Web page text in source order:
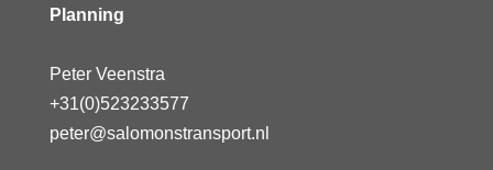
Planning
Peter Veenstra
+31(0)523233577
peter@salomonstransport.nl